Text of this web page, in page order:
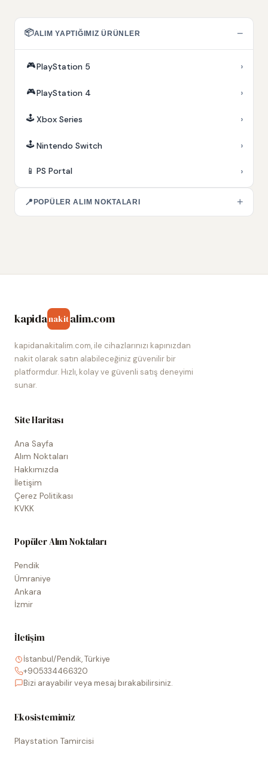
📦ALIM YAPTIĞIMIZ ÜRÜNLER −
🎮PlayStation 5 ›
🎮PlayStation 4 ›
🕹️ Xbox Series ›
🕹️ Nintendo Switch ›
📱 PS Portal ›
📍 POPÜLER ALIM NOKTALARI +
kapidanakitalim.com
kapidanakitalim.com, ile cihazlarınızı kapınızdan
nakit olarak satın alabileceğiniz güvenilir bir
platformdur. Hızlı, kolay ve güvenli satış deneyimi
sunar.
Site Haritası
Ana Sayfa
Alım Noktaları
Hakkımızda
İletişim
Çerez Politikası
KVKK
Popüler Alım Noktaları
Pendik
Ümraniye
Ankara
İzmir
İletişim
İstanbul/Pendik, Türkiye
+905334466320
Bizi arayabilir veya mesaj bırakabilirsiniz.
Ekosistemimiz
Playstation Tamircisi